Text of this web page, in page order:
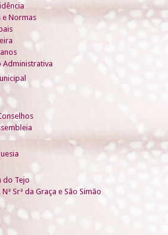
e Normas
Administrativa
do Tejo
Srª da Graça e São Simão